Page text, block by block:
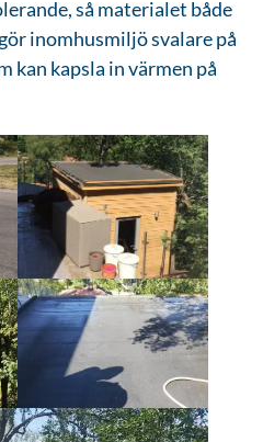
så materialet både
inomhusmiljö svalare på
kan kapsla in värmen på